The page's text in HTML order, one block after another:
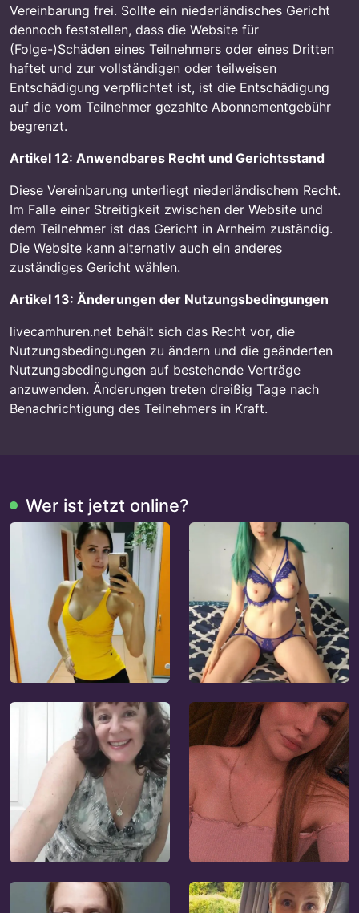
Vereinbarung frei. Sollte ein niederländisches Gericht
dennoch feststellen, dass die Website für
(Folge-)Schäden eines Teilnehmers oder eines Dritten
haftet und zur vollständigen oder teilweisen
Entschädigung verpflichtet ist, ist die Entschädigung
auf die vom Teilnehmer gezahlte Abonnementgebühr
begrenzt.
Artikel 12: Anwendbares Recht und Gerichtsstand
Diese Vereinbarung unterliegt niederländischem Recht.
Im Falle einer Streitigkeit zwischen der Website und
dem Teilnehmer ist das Gericht in Arnheim zuständig.
Die Website kann alternativ auch ein anderes
zuständiges Gericht wählen.
Artikel 13: Änderungen der Nutzungsbedingungen
livecamhuren.net behält sich das Recht vor, die
Nutzungsbedingungen zu ändern und die geänderten
Nutzungsbedingungen auf bestehende Verträge
anzuwenden. Änderungen treten dreißig Tage nach
Benachrichtigung des Teilnehmers in Kraft.
Wer ist jetzt online?